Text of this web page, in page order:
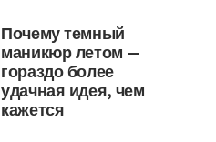
Почему темный
маникюр летом —
гораздо более
удачная идея, чем
кажется